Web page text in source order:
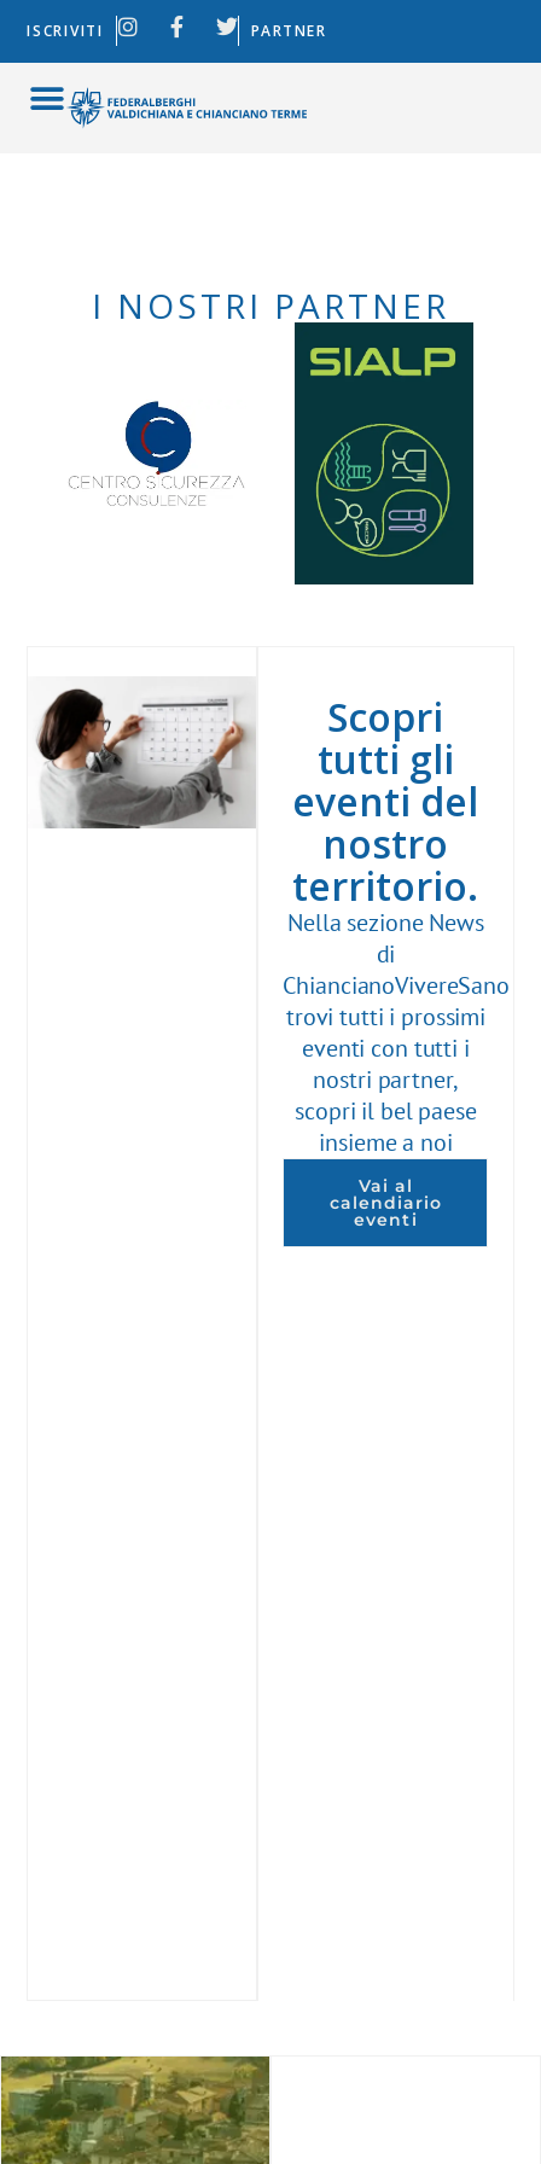
ISCRIVITI PARTNER
I NOSTRI PARTNER
Scopri
tutti gli
eventi del
nostro
territorio.
Nella sezione News
di
ChiancianoVivereSano
trovi tutti i prossimi
eventi con tutti i
nostri partner,
scopri il bel paese
insieme a noi
Vai al
calendiario
eventi